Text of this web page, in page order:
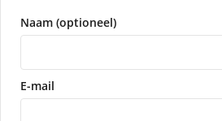
Naam (optioneel)
E-mail